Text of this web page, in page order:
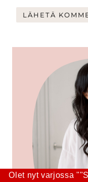
Olet nyt varjossa